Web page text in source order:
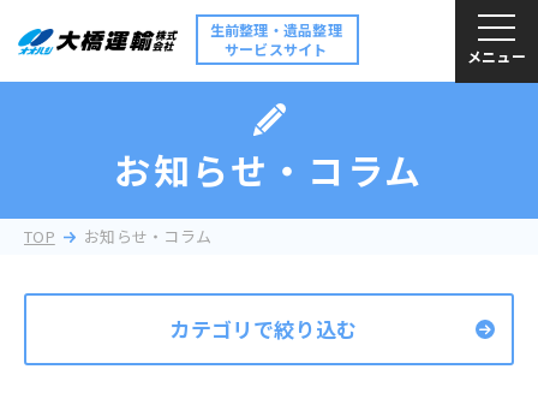
生前整理・遺品整理
サービスサイト
メニュー
お知らせ・コラム
TOP お知らせ・コラム
カテゴリで絞り込む